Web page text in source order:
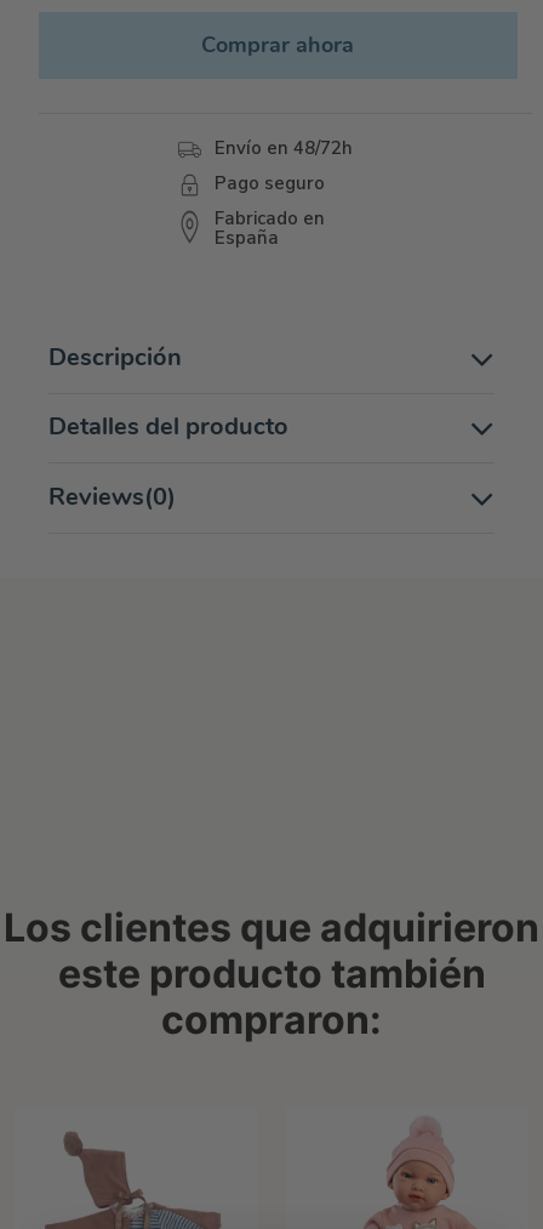
Comprar ahora
Envío en 48/72h
Pago seguro
Fabricado en
España
Descripción
Detalles del producto
Reviews(0)
Los clientes que adquirieron
este producto también
compraron: